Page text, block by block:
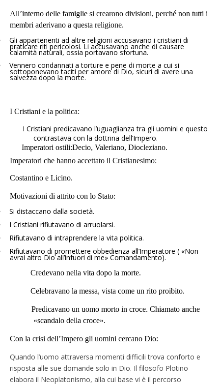
All’interno delle famiglie si crearono divisioni, perché non tutti i
membri aderivano a questa religione.
Gli appartenenti ad altre religioni accusavano i cristiani di
praticare riti pericolosi. Li accusavano anche di causare
calamità naturali, ossia portavano sfortuna.
Vennero condannati a torture e pene di morte a cui si
sottoponevano taciti per amore di Dio, sicuri di avere una
salvezza dopo la morte.
I Cristiani e la politica:
I Cristiani predicavano l’uguaglianza tra gli uomini e questo
contrastava con la dottrina dell’Impero.
Imperatori ostili:Decio, Valeriano, Diocleziano.
Imperatori che hanno accettato il Cristianesimo:
Costantino e Licino.
Motivazioni di attrito con lo Stato:
Si distaccano dalla società.
I Cristiani rifiutavano di arruolarsi.
Rifiutavano di intraprendere la vita politica.
Rifiutavano di promettere obbedienza all’Imperatore ( «Non
avrai altro Dio all’infuori di me» Comandamento).
Credevano nella vita dopo la morte.
Celebravano la messa, vista come un rito proibito.
Predicavano un uomo morto in croce. Chiamato anche
«scandalo della croce».
Con la crisi dell’Impero gli uomini cercano Dio:
Quando l’uomo attraversa momenti difficili trova conforto e
risposta alle sue domande solo in Dio. Il filosofo Plotino
elabora il Neoplatonismo, alla cui base vi è il percorso